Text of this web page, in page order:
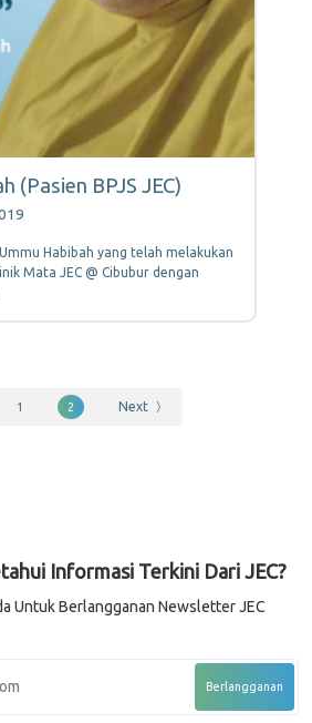
(Pasien BPJS JEC)
Habibah yang telah melakukan
Mata JEC @ Cibubur dengan
1 2 Next
Informasi Terkini Dari JEC?
Untuk Berlangganan Newsletter JEC